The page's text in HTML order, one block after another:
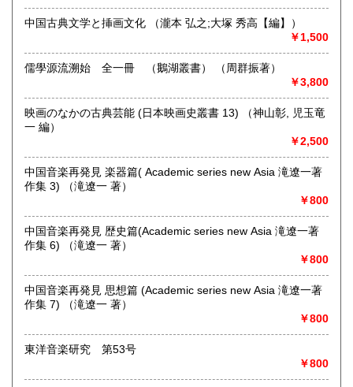
ネット販売を主に多ジャンルの書籍をお取り扱いしておりま
奈良県での専門書買取りはお任せください！
大量の書籍から蔵書の整理まで
★ISBN有の書籍・戦前・戦中の古書・紙物(古いチラシなど)
パンフレット・絵葉書・古写真等 CD・DVDなど 買取りして
おります！！
まずはお気軽にお問い合わせください!
沿線名：近鉄大阪線
最寄駅：桜井駅
営業時間：11時‐17時
定休日：金曜日(その他の曜日でも出張買取等により休みの場
合がございます)
中国古典文学と挿画文化 （瀧本 弘之;大塚 秀高【編】）
￥1,500
儒學源流溯始 全一冊 （鵝湖叢書） （周群振著）
￥3,800
映画のなかの古典芸能 (日本映画史叢書 13) （神山彰, 児玉竜
一 編）
￥2,500
中国音楽再発見 楽器篇( Academic series new Asia 滝遼一著
作集 3) （滝遼一 著）
￥800
中国音楽再発見 歴史篇(Academic series new Asia 滝遼一著
作集 6) （滝遼一 著）
￥800
中国音楽再発見 思想篇 (Academic series new Asia 滝遼一著
作集 7) （滝遼一 著）
￥800
東洋音楽研究 第53号
￥800